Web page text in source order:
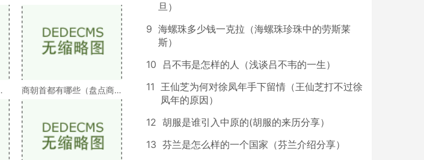
商朝首都有哪些（盘点商
朝的十几个首都）
旦）
9 海螺珠多少钱一克拉（海螺珠珍珠中的劳斯莱
斯）
10
吕不韦是怎样的人（浅谈吕不韦的一生）
11 王仙芝为何对徐凤年手下留情（王仙芝打不过徐
凤年的原因）
12 胡服是谁引入中原的(胡服的来历分享）
13 芬兰是怎么样的一个国家（芬兰介绍分享）